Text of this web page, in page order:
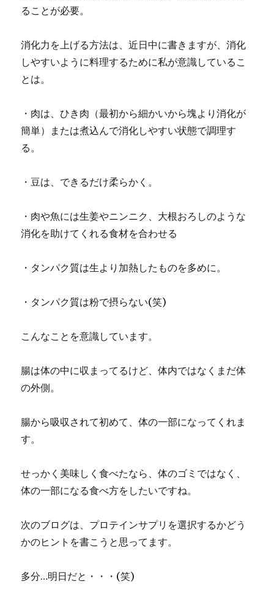
ることが必要。
消化力を上げる方法は、近日中に書きますが、消化
しやすいように料理するために私が意識しているこ
とは。
・肉は、ひき肉（最初から細かいから塊より消化が
簡単）または煮込んで消化しやすい状態で調理す
る。
・豆は、できるだけ柔らかく。
・肉や魚には生姜やニンニク、大根おろしのような
消化を助けてくれる食材を合わせる
・タンパク質は生より加熱したものを多めに。
・タンパク質は粉で摂らない(笑)
こんなことを意識しています。
腸は体の中に収まってるけど、体内ではなくまだ体
の外側。
腸から吸収されて初めて、体の一部になってくれま
す。
せっかく美味しく食べたなら、体のゴミではなく、
体の一部になる食べ方をしたいですね。
次のブログは、プロテインサプリを選択するかどう
かのヒントを書こうと思ってます。
多分…明日だと・・・(笑)